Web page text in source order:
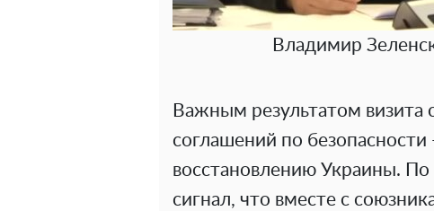
Владимир
Важным результатом
соглашений по
восстановлению Украины.
сигнал, что вместе с